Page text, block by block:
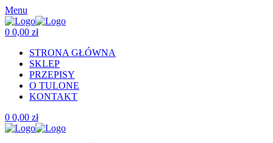
Menu
0 0,00 zł
STRONA GŁÓWNA
SKLEP
PRZEPISY
O TULONE
KONTAKT
0 0,00 zł